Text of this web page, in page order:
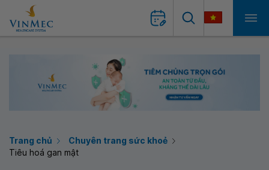
Trang chủ
Chuyên trang sức khoẻ
Tiêu hoá gan mật